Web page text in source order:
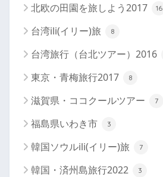
北欧の田園を旅しよう2017 16
台湾ili(イリー)旅 8
台湾旅行（台北ツアー）2016
東京・青梅旅行2017 8
滋賀県・ココクールツアー 7
福島県いわき市 3
韓国ソウルili(イリー)旅 7
韓国・済州島旅行2022 3